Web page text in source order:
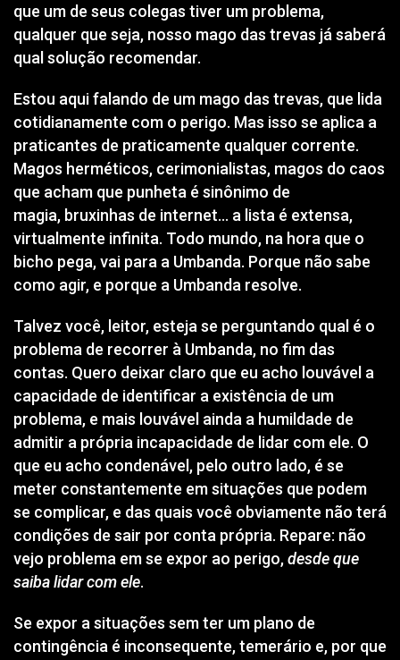
que um de seus colegas tiver um problema,
qualquer que seja, nosso mago das trevas já saberá
qual solução recomendar.
Estou aqui falando de um mago das trevas, que lida
cotidianamente com o perigo. Mas isso se aplica a
praticantes de praticamente qualquer corrente.
Magos herméticos, cerimonialistas, magos do caos
que acham que punheta é sinônimo de
magia, bruxinhas de internet… a lista é extensa,
virtualmente infinita. Todo mundo, na hora que o
bicho pega, vai para a Umbanda. Porque não sabe
como agir, e porque a Umbanda resolve.
Talvez você, leitor, esteja se perguntando qual é o
problema de recorrer à Umbanda, no fim das
contas. Quero deixar claro que eu acho louvável a
capacidade de identificar a existência de um
problema, e mais louvável ainda a humildade de
admitir a própria incapacidade de lidar com ele. O
que eu acho condenável, pelo outro lado, é se
meter constantemente em situações que podem
se complicar, e das quais você obviamente não terá
condições de sair por conta própria. Repare: não
vejo problema em se expor ao perigo,desde que
saiba lidar com ele.
Se expor a situações sem ter um plano de
contingência é inconsequente, temerário e, por que